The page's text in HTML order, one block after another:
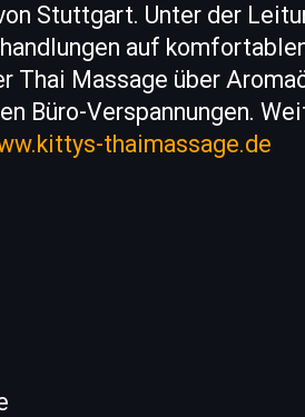
Stuttgart. Unter der
auf
Thai Massage über
Büro-Verspannungen.
thaimassage.de